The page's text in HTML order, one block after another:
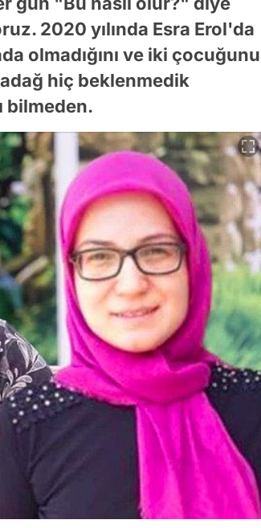
2020 yılında Esra Erol'da
olmadığını ve iki çocuğunu
hiç beklenmedik
bilmeden.